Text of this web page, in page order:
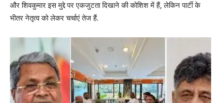
और शिवकुमार इस मुद्दे पर एकजुटता दिखाने की कोशिश में हैं, लेकिन पार्टी के
भीतर नेतृत्व को लेकर चर्चाएं तेज हैं.